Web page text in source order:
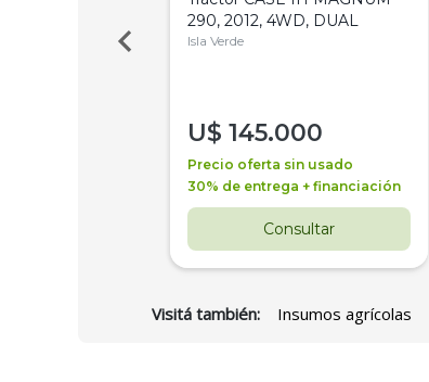
290, 2012, 4WD, DUAL
Isla Verde
U$ 145.000
Precio oferta sin usado
30% de entrega + financiación
Consultar
Visitá también: Insumos agrícolas